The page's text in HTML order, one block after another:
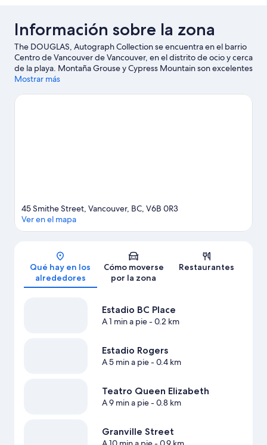
Información sobre la zona
The DOUGLAS, Autograph Collection se encuentra en el barrio
Centro de Vancouver de Vancouver, en el distrito de ocio y cerca
de la playa. Montaña Grouse y Cypress Mountain son excelentes
opciones para los que buscan unas vacaciones activas, pero si
Stanley son lo que necesitas. ¿Te apetece disfrutar de un evento
Mostrar más
Mapa
45 Smithe Street, Vancouver, BC, V6B 0R3
Ver en el mapa
Qué hay en los
alrededores
Cómo moverse
por la zona
Restaurantes
Estadio BC Place
A 1 min a pie- 0.2 km
Estadio Rogers
A 5 min a pie- 0.4 km
Teatro Queen Elizabeth
A 9 min a pie- 0.8 km
Granville Street